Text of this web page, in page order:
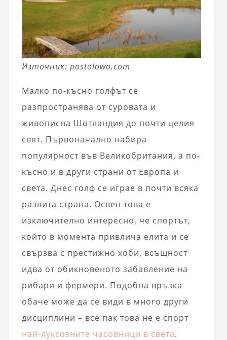
Източник: postolowo.com
Малко по-късно голфът се
разпространява от суровата и
живописна Шотландия до почти целия
свят. Първоначално набира
популярност във Великобритания, а по-
късно и в други страни от Европа и
света. Днес голф се играе в почти всяка
развита страна. Освен това е
изключително интересно, че спортът,
който в момента привлича елита и се
свързва с престижно хоби, всъщност
идва от обикновеното забавление на
рибари и фермери. Подобна връзка
обаче може да се види в много други
дисциплини – все пак това не е спорт
най-луксозните часовници в света.